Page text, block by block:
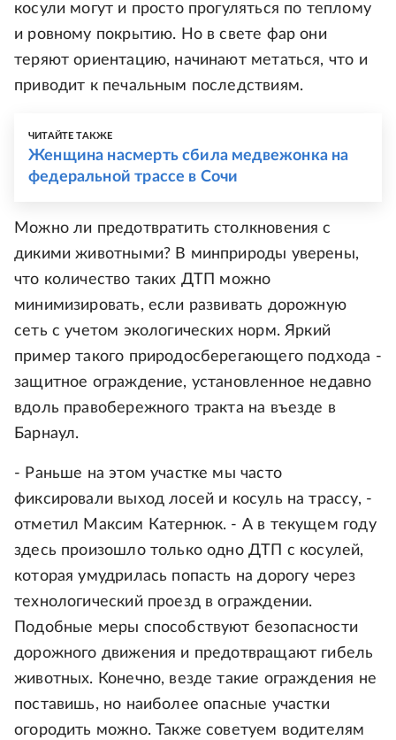
косули могут и просто прогуляться по теплому
и ровному покрытию. Но в свете фар они
теряют ориентацию, начинают метаться, что и
приводит к печальным последствиям.
ЧИТАЙТЕ ТАКЖЕ
Женщина насмерть сбила медвежонка на
федеральной трассе в Сочи
Можно ли предотвратить столкновения с
дикими животными? В минприроды уверены,
что количество таких ДТП можно
минимизировать, если развивать дорожную
сеть с учетом экологических норм. Яркий
пример такого природосберегающего подхода -
защитное ограждение, установленное недавно
вдоль правобережного тракта на въезде в
Барнаул.
- Раньше на этом участке мы часто
фиксировали выход лосей и косуль на трассу, -
отметил Максим Катернюк. - А в текущем году
здесь произошло только одно ДТП с косулей,
которая умудрилась попасть на дорогу через
технологический проезд в ограждении.
Подобные меры способствуют безопасности
дорожного движения и предотвращают гибель
животных. Конечно, везде такие ограждения не
поставишь, но наиболее опасные участки
огородить можно. Также советуем водителям